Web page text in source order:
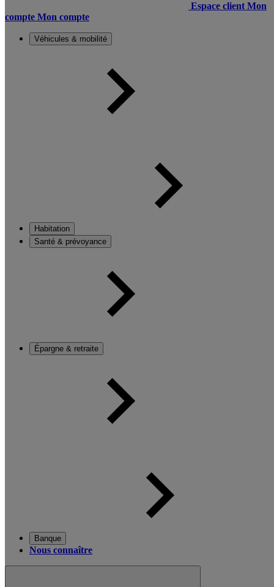
Espace client Mon
compte Mon compte
Véhicules & mobilité
Habitation
Santé & prévoyance
Épargne & retraite
Banque
Nous connaître